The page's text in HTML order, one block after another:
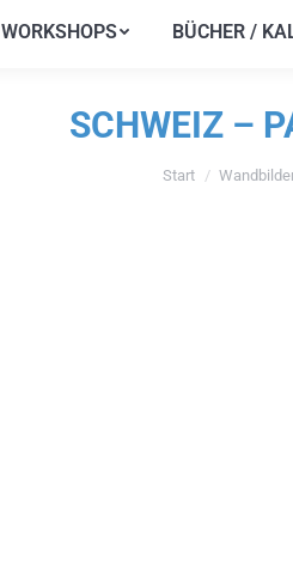
WORKSHOPS BÜCHER /
SCHWEIZ –
Sie befinden sich
Start
WORKSHOPS BÜCHER /